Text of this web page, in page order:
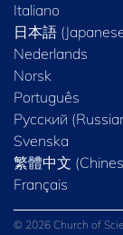
Italiano
日本語
Nederlands
Norsk
Português
Русский
Svenska
繁體中文
Français
© 2026 Church of